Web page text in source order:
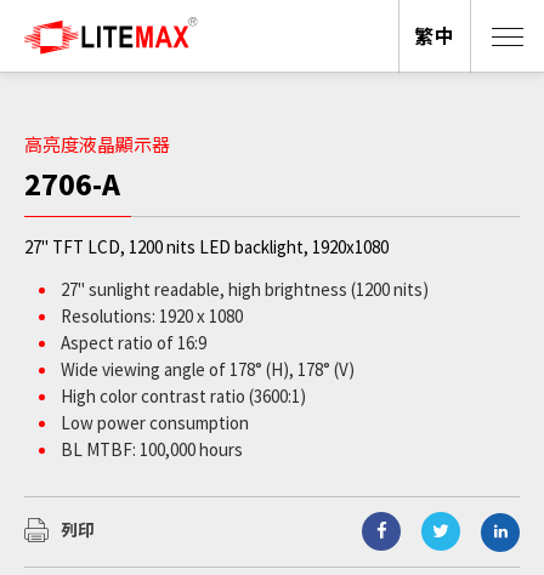
高亮度液晶顯示器
2706-A
27" TFT LCD, 1200 nits LED backlight, 1920x1080
27" sunlight readable, high brightness (1200 nits)
Resolutions: 1920 x 1080
Aspect ratio of 16:9
Wide viewing angle of 178° (H), 178° (V)
High color contrast ratio (3600:1)
Low power consumption
BL MTBF: 100,000 hours
列印
繁中